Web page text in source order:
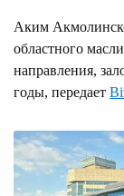
Аким
областного
направления,
годы, передает